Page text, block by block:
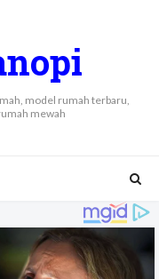
model rumah terbaru,
mewah